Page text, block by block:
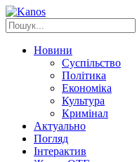
Новини
Суспільство
Політика
Економіка
Культура
Кримінал
Актуально
Погляд
Інтерактив